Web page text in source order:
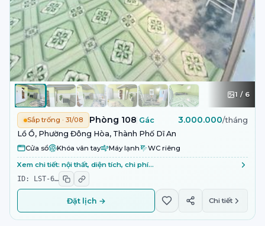
1 / 6
Sắp trống · 31/08 Phòng 108 Gác 3.000.000/tháng
Lồ Ồ, Phường Đông Hòa, Thành Phố Dĩ An
Cửa sổ Khóa vân tay Máy lạnh WC riêng
Xem chi tiết: nội thất, diện tích, chi phí…
ID: LST-6…
Đặt lịch → Chi tiết